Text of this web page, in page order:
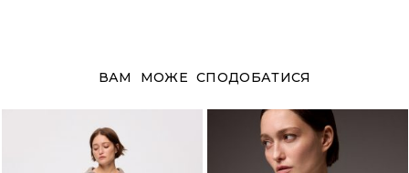
ВАМ МОЖЕ СПОДОБАТИСЯ